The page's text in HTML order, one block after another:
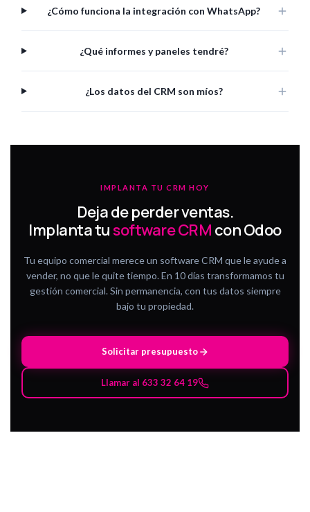
¿Cómo funciona la integración con WhatsApp?
¿Qué informes y paneles tendré?
¿Los datos del CRM son míos?
IMPLANTA TU CRM HOY
Deja de perder ventas.
Implanta tusoftware CRM con Odoo
Tu equipo comercial merece un software CRM que le ayude a
vender, no que le quite tiempo. En 10 días transformamos tu
gestión comercial. Sin permanencia, con tus datos siempre
bajo tu propiedad.
Solicitar presupuesto
Llamar al 633 32 64 19